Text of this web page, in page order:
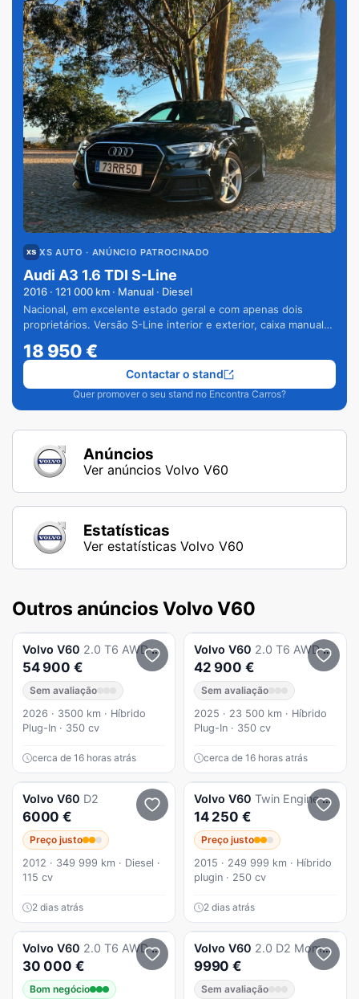
XS AUTO · ANÚNCIO PATROCINADO
Audi A3 1.6 TDI S-Line
2016 · 121 000 km · Manual · Diesel
Nacional, em excelente estado geral e com apenas dois
proprietários. Versão S-Line interior e exterior, caixa manual
18 950€
Quer promover o seu stand no Encontra Carros?
Contactar o stand
Anúncios
Ver anúncios Volvo V60
Estatísticas
Ver estatísticas Volvo V60
Outros anúncios Volvo V60
Volvo V60 2.0 T6 AWD TE Plus Dark
54 900 €
Sem avaliação
2026 · 3500 km · Híbrido
Plug-In · 350 cv
cerca de 16 horas atrás
Volvo V60 2.0 T6 AWD TE Core
42 900 €
Sem avaliação
2025 · 23 500 km · Híbrido
Plug-In · 350 cv
cerca de 16 horas atrás
Volvo V60 D2
6000 €
Preço justo
2012 · 349 999 km · Diesel ·
115 cv
2 dias atrás
Volvo V60 Twin Engine PHEV
14 250 €
Preço justo
2015 · 249 999 km · Híbrido
plugin · 250 cv
2 dias atrás
Volvo V60 2.0 T6 AWD TE R-Design Expression
30 000 €
Bom negócio
Volvo V60 2.0 D2 Momentum
9990 €
Sem avaliação